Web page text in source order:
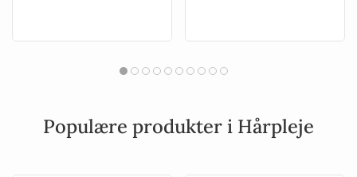
Populære produkter i Hårpleje